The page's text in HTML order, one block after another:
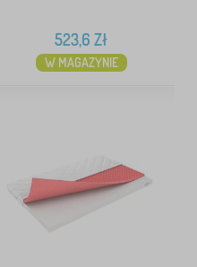
523,6 Zł
W MAGAZYNIE